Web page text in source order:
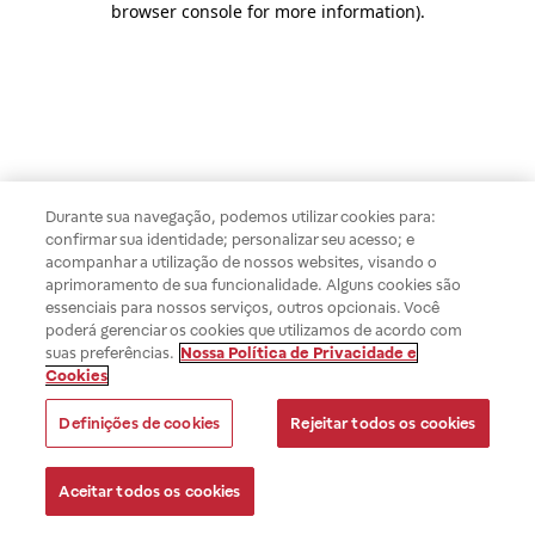
browser console for more information).
Durante sua navegação, podemos utilizar cookies para:
confirmar sua identidade; personalizar seu acesso; e
acompanhar a utilização de nossos websites, visando o
aprimoramento de sua funcionalidade. Alguns cookies são
essenciais para nossos serviços, outros opcionais. Você
poderá gerenciar os cookies que utilizamos de acordo com
suas preferências. Nossa Política de Privacidade e
Cookies
Definições de cookies Rejeitar todos os cookies
Aceitar todos os cookies